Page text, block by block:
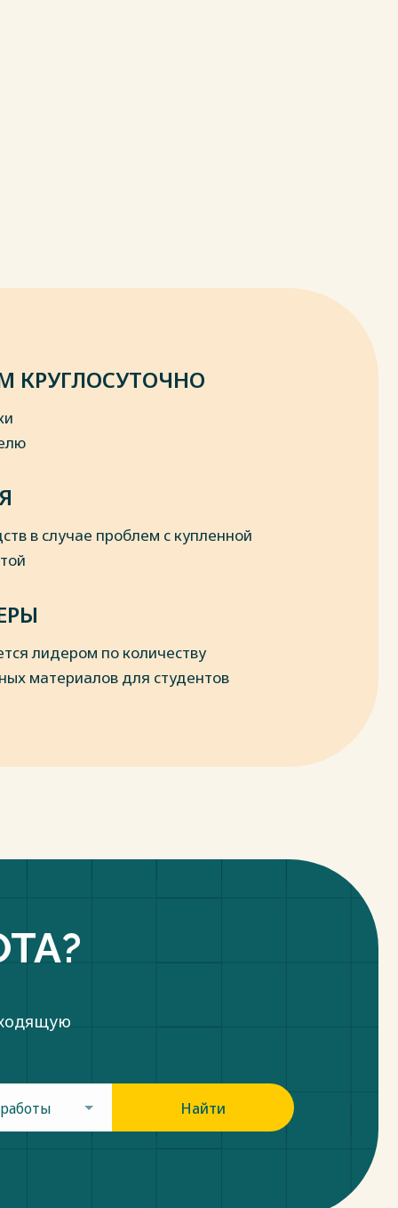
КРУГЛОСУТОЧНО
в случае проблем с купленной
лидером по количеству
материалов для студентов
Найти